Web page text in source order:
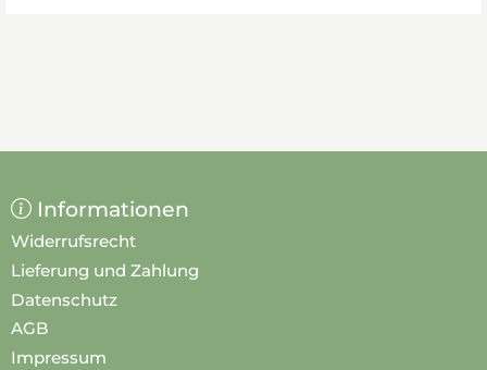
Informationen
Widerrufsrecht
Lieferung und Zahlung
Datenschutz
AGB
Impressum